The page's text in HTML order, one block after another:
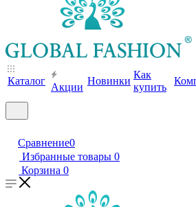
Каталог
Акции
Новинки
Как
купить
Сравнение0
Избранные товары 0
Корзина 0